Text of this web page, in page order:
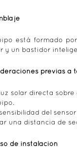
está formado
y un bastidor
previas a
solar directa
del
una distancia de
de instalación